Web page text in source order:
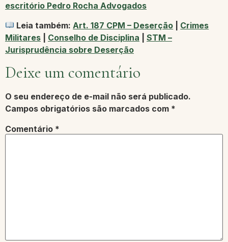
escritório Pedro Rocha Advogados
Leia também: Art. 187 CPM – Deserção
Crimes
Militares
Conselho de Disciplina
STM –
Jurisprudência sobre Deserção
Deixe um comentário
O seu endereço de e-mail não será publicado.
Campos obrigatórios são marcados com *
Comentário *